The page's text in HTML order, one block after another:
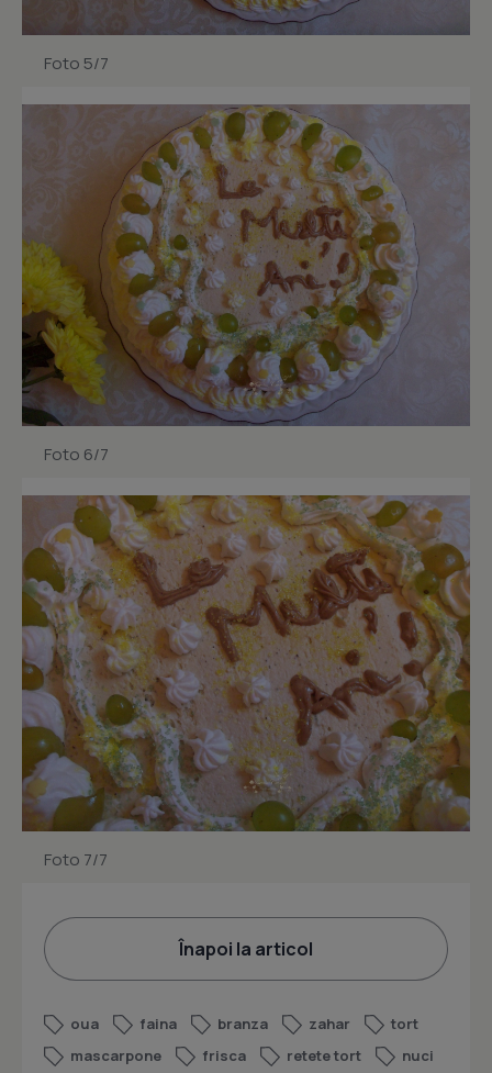
Foto 5/7
Foto 6/7
Foto 7/7
Înapoi la articol
oua faina branza zahar
tort
mascarpone
frisca retete tort
nuci